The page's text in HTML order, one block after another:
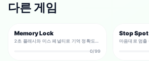
다른 게임
Memory Lock
2초 플래시와 미스 페널티로 기억 정확도를 겨루는 타임어택.
0/99
Stop Spot